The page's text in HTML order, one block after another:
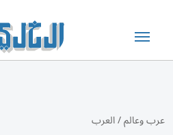
عرب وعالم/العرب